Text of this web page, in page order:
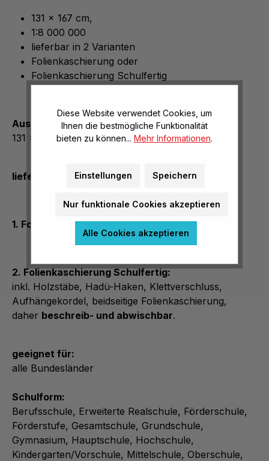
131 x 167 cm,
1:8 000 000
lieferbar in 2 Varianten
Folienkaschierung oder
Folienkaschierung Schulfertig
Ausstattung:
131 x 167 cm, 1:8 000 000
lieferbar in 2 Varianten
1. Folienkaschierung
2. Folienkaschierung Schulfertig:
inkl. Holzstäbe, Hadü-Haken, Klettverschluss,
Aufhängekordel, beidseitige Folienkaschierung,
daher beschreib- und abwischbar.
geeignet für:
alle Bundesländer
Schulform:
Berufsschule, Erweiterte Realschule, Förderschule,
Förderstufe, Gesamtschule, Grundschule,
Gymnasium, Hauptschule, Hochschule,
Kindergarten/Vorschule, Mittelschule, Oberschule,
Diese Website verwendet Cookies, um
Ihnen die bestmögliche Funktionalität
bieten zu können... Mehr Informationen.
Einstellungen Speichern
Nur funktionale Cookies akzeptieren
Alle Cookies akzeptieren